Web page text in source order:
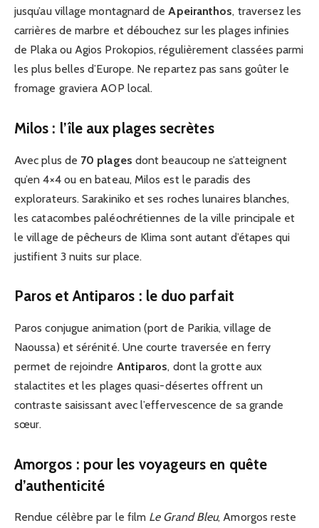
jusqu’au village montagnard deApeiranthos, traversez les
carrières de marbre et débouchez sur les plages infinies
de Plaka ou Agios Prokopios, régulièrement classées parmi
les plus belles d’Europe. Ne repartez pas sans goûter le
fromage graviera AOP local.
Milos : l’île aux plages secrètes
Avec plus de 70 plages dont beaucoup ne s’atteignent
qu’en 4×4 ou en bateau, Milos est le paradis des
explorateurs. Sarakiniko et ses roches lunaires blanches,
les catacombes paléochrétiennes de la ville principale et
le village de pêcheurs de Klima sont autant d’étapes qui
justifient 3 nuits sur place.
Paros et Antiparos : le duo parfait
Paros conjugue animation (port de Parikia, village de
Naoussa) et sérénité. Une courte traversée en ferry
permet de rejoindre Antiparos, dont la grotte aux
stalactites et les plages quasi-désertes offrent un
contraste saisissant avec l’effervescence de sa grande
sœur.
Amorgos : pour les voyageurs en quête
d’authenticité
Rendue célèbre par le film Le Grand Bleu, Amorgos reste